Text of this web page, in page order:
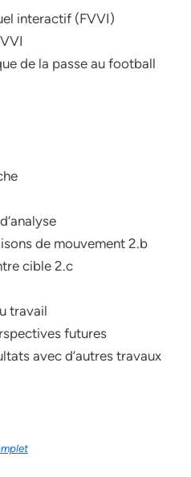
interactif (FVVI)
de la passe au football
de mouvement 2.b
cible 2.c
travail
futures
avec d’autres travaux